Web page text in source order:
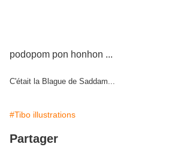
podopom pon honhon ...
C'était la Blague de Saddam...
#Tibo illustrations
Partager